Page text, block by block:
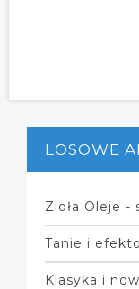
LOSOWE
Zioła Oleje -
Tanie i
Klasyka i